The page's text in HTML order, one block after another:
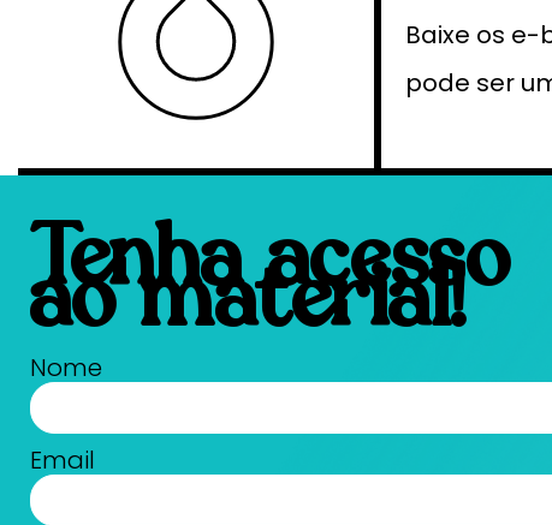
Baixe os
pode ser
Tenha acesso
ao material!
Nome
Email